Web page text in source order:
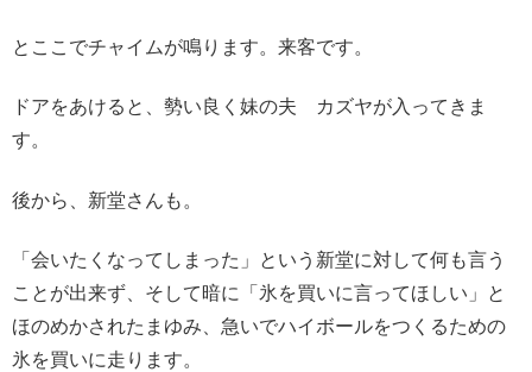
とここでチャイムが鳴ります。来客です。
ドアをあけると、勢い良く妹の夫 カズヤが入ってきま
す。
後から、新堂さんも。
「会いたくなってしまった」という新堂に対して何も言う
ことが出来ず、そして暗に「氷を買いに言ってほしい」と
ほのめかされたまゆみ、急いでハイボールをつくるための
氷を買いに走ります。